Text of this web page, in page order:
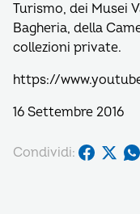
Turismo, dei Musei
Bagheria, della
collezioni private.
https://
16 Settembre 2016
Condividi: